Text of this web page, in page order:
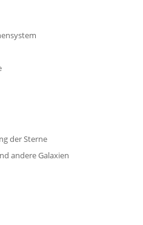
der Sterne
andere Galaxien